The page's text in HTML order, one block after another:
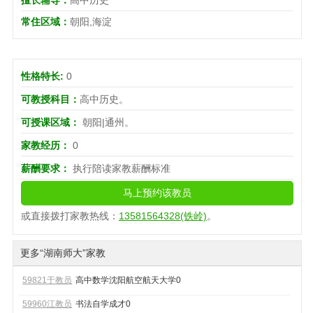
常住区域：朝阳,海淀
性格特长:0
可教授科目：高中历史。
可授课区域：朝阳|通州。
家教经历：0
薪酬要求： 执行陪读家教薪酬标准
马上预约该教员
或直接拨打家教热线： 13581564328(铁岭)。
更多“湖南师大”家教
59821于教员 高中数学沈阳航空航天大学0
59960江教员 书法自学成才0